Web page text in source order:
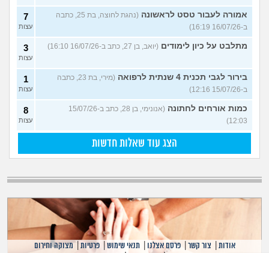
אמורה לעבור טסט לראשונה
(נהגת לחוצה, בת 25, כתבה
ב-16/07/26 16:19)
7
עצות
מתלבט על כיון לימודים (יואב, בן 27, כתב ב-16/07/26 16:10) 3
עצות
בירור לגבי תכנית 4 שנתית לרפואה
(מירי, בת 23, כתבה
ב-15/07/26 12:16)
1
עצות
כמות אורחים לחתונה
(אנונימי, בן 28, כתב ב-15/07/26
12:03)
8
עצות
הצג עוד שאלות חדשות
אודות צור קשר |פרסם אצלנו |תנאי שימוש |פרטיות |מצוקה וחירום